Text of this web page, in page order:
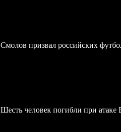
Смолов призвал российских
Шесть человек погибли при